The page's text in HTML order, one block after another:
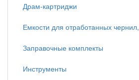
Драм-картриджи
Емкости для отработанных чернил,
Заправочные комплекты
Инструменты